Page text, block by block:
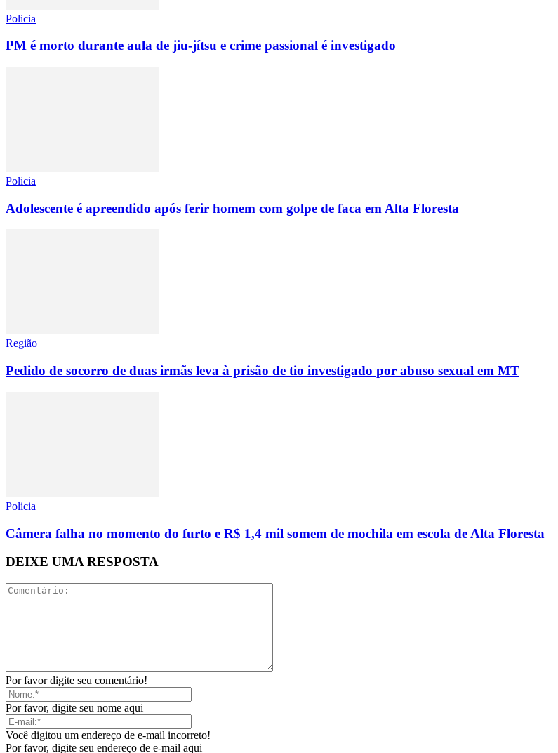
Policia
PM é morto durante aula de jiu-jítsu e crime passional é investigado
Policia
Adolescente é apreendido após ferir homem com golpe de faca em Alta Floresta
Região
Pedido de socorro de duas irmãs leva à prisão de tio investigado por abuso sexual em MT
Policia
Câmera falha no momento do furto e R$ 1,4 mil somem de mochila em escola de Alta Floresta
DEIXE UMA RESPOSTA
Por favor digite seu comentário!
Por favor, digite seu nome aqui
Você digitou um endereço de e-mail incorreto!
Por favor, digite seu endereço de e-mail aqui